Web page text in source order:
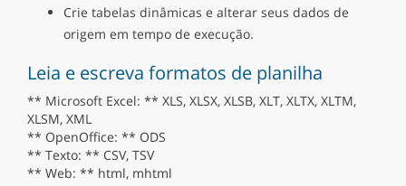
Crie tabelas dinâmicas e alterar seus dados de
origem em tempo de execução.
Leia e escreva formatos de planilha
** Microsoft Excel: ** XLS, XLSX, XLSB, XLT, XLTX, XLTM,
XLSM, XML
** OpenOffice: ** ODS
** Texto: ** CSV, TSV
** Web: ** html, mhtml